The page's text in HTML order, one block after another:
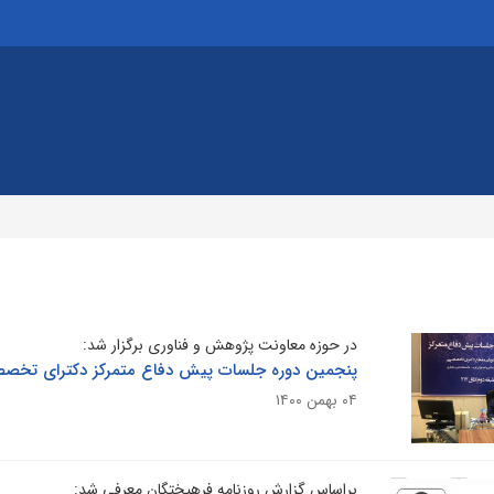
در حوزه معاونت پژوهش و فناوری برگزار شد:
پنجمین دوره جلسات پیش دفاع متمرکز دکترای
۰۴ بهمن ۱۴۰۰